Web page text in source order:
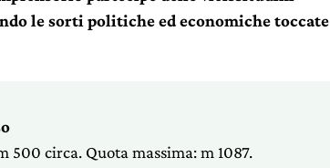
le sorti politiche ed economiche toccate
500 circa. Quota massima: m 1087.